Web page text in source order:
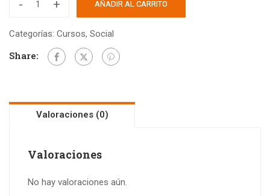
- + AÑADIR AL CARRITO
Categorías: Cursos, Social
Share:
Valoraciones (0)
Valoraciones
No hay valoraciones aún.